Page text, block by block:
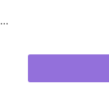
...